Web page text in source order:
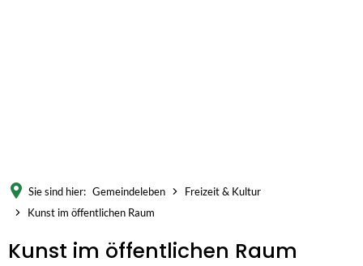
Sie sind hier: Gemeindeleben
Freizeit & Kultur
Kunst im öffentlichen Raum
Kunst im öffentlichen Raum